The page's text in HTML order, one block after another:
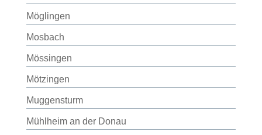
Möglingen
Mosbach
Mössingen
Mötzingen
Muggensturm
Mühlheim an der Donau